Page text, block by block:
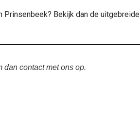
Prinsenbeek? Bekijk dan de uitgebreide
contact met ons op.